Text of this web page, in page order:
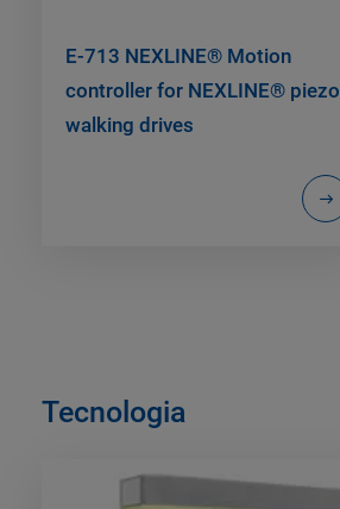
E-713 NEXLINE® Motion
controller for NEXLINE® piezo
walking drives
Tecnologia